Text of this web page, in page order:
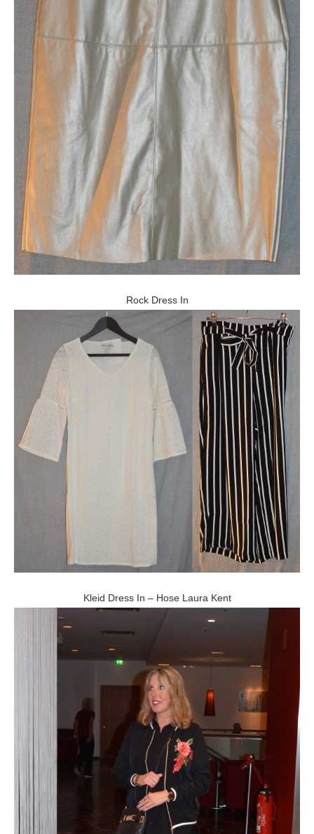
Rock Dress In
Kleid Dress In – Hose Laura Kent